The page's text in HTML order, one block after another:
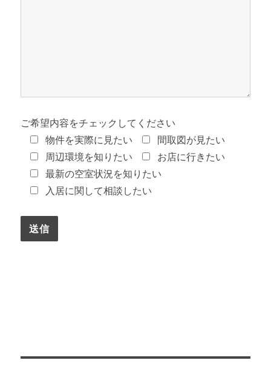
ご希望内容をチェックしてください
物件を実際に見たい
間取図が見たい
周辺環境を知りたい
お店に行きたい
最新の空室状況を知りたい
入居に関して相談したい